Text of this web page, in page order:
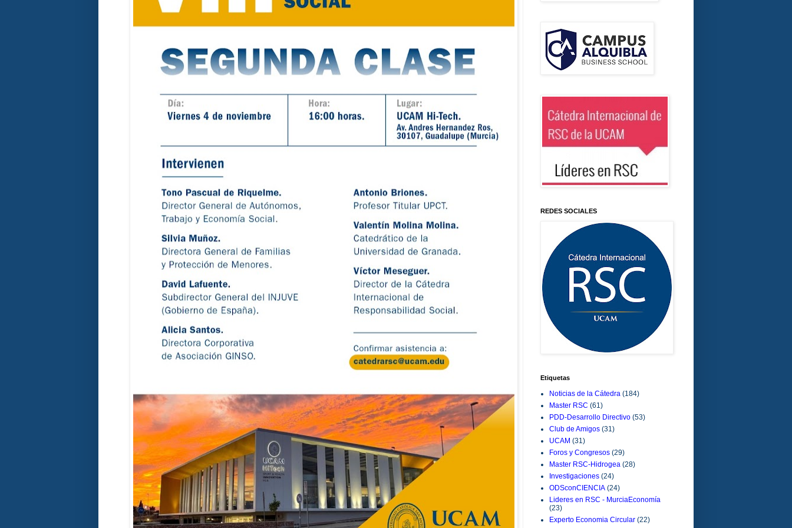
REDES SOCIALES
Etiquetas
Noticias de la Cátedra (184)
Master RSC (61)
PDD-Desarrollo Directivo (53)
Club de Amigos (31)
UCAM (31)
Foros y Congresos (29)
Master RSC-Hidrogea (28)
Investigaciones (24)
ODSconCIENCIA (24)
Lideres en RSC - MurciaEconomía
(23)
Experto Economia Circular (22)